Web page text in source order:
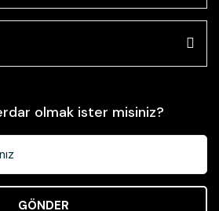
olmak ister misiniz?
GÖNDER